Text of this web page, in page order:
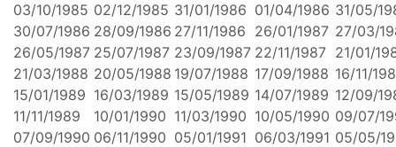
03/10/1985 02/12/1985 31/01/1986 01/04/1986 31/05/
30/07/1986 28/09/1986 27/11/1986 26/01/1987 27/03/
26/05/1987 25/07/1987 23/09/1987 22/11/1987 21/01/
21/03/1988 20/05/1988 19/07/1988 17/09/1988 16/11/
15/01/1989 16/03/1989 15/05/1989 14/07/1989 12/09/
11/11/1989
10/01/1990 11/03/1990 10/05/1990 09/07/
07/09/1990 06/11/1990 05/01/1991 06/03/1991 05/05/